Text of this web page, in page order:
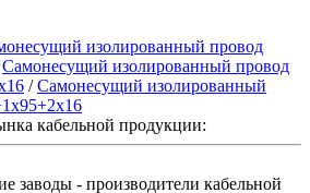
изолированный провод
Самонесущий изолированный провод
/Самонесущий изолированный
кабельной продукции:
заводы - производители кабельной